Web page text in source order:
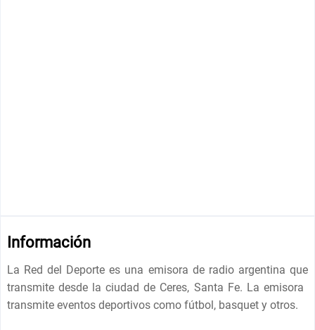
Información
La Red del Deporte es una emisora ​​de radio argentina que
transmite desde la ciudad de Ceres, Santa Fe. La emisora ​​
transmite eventos deportivos como fútbol, basquet y otros.